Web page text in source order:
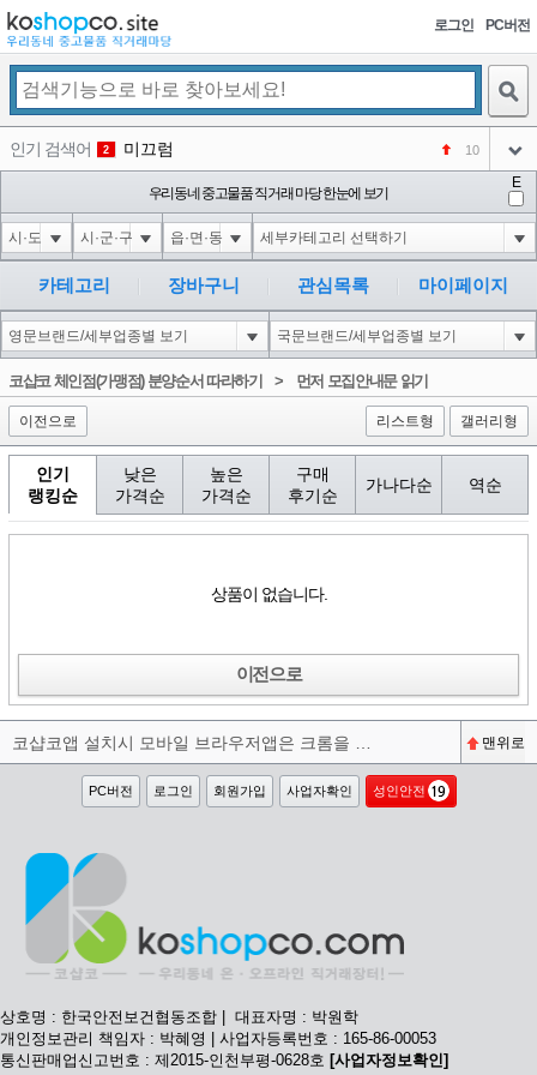
로그인 PC버전
인기 검색어 2 미끄럼 10
코샵
아이콘
4 1-1); waitfor delay '0:0:15' --
아이콘
5 1*if(now()=sysdate(),sleep(15),0)
아이콘
2
6 10'XOR(1*if(now()=sysdate(),sleep(15),0))XOR'Z
아이콘
2
1
우리동네 중고물품 직거래 마당 한눈에 보기
E
카테고리 장바구니 관심목록 마이페이지
코샵코 체인점(가맹점) 분양순서 따라하기> 먼저 모집안내문 읽기
이전으로 리스트형 갤러리형
인기
랭킹순
낮은
가격순
높은
가격순
구매
후기순
가나다순 역순
상품이 없습니다.
이전으로
맨위로
PC버전 로그인 회원가입 사업자확인 성인안전
상호명 : 한국안전보건협동조합 | 대표자명 : 박원학
개인정보관리 책임자 : 박혜영 | 사업자등록번호 : 165-86-00053
통신판매업신고번호 : 제2015-인천부평-0628호 [사업자정보확인]